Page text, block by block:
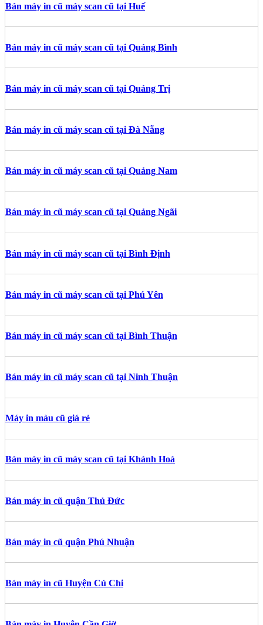
Bán máy in cũ máy scan cũ tại Huế
Bán máy in cũ máy scan cũ tại Quảng Bình
Bán máy in cũ máy scan cũ tại Quảng Trị
Bán máy in cũ máy scan cũ tại Đà Nẵng
Bán máy in cũ máy scan cũ tại Quảng Nam
Bán máy in cũ máy scan cũ tại Quảng Ngãi
Bán máy in cũ máy scan cũ tại Bình Định
Bán máy in cũ máy scan cũ tại Phú Yên
Bán máy in cũ máy scan cũ tại Bình Thuận
Bán máy in cũ máy scan cũ tại Ninh Thuận
Máy in màu cũ giá rẻ
Bán máy in cũ máy scan cũ tại Khánh Hoà
Bán máy in cũ quận Thủ Đức
Bán máy in cũ quận Phú Nhuận
Bán máy in cũ Huyện Củ Chi